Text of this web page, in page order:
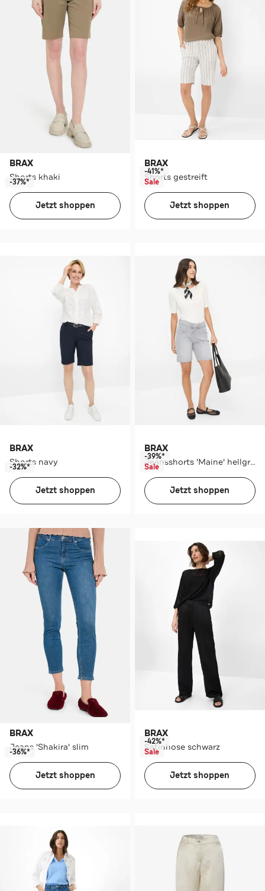
BRAX
Shorts khaki
-37%*
Jetzt shoppen
BRAX
Shorts gestreift
-41%*
Sale
Jetzt shoppen
BRAX
Shorts navy
-32%*
Jetzt shoppen
BRAX
Jeansshorts 'Maine' hellgrau
-39%*
Sale
Jetzt shoppen
BRAX
Jeans 'Shakira' slim
-36%*
Jetzt shoppen
BRAX
Satinhose schwarz
-42%*
Sale
Jetzt shoppen